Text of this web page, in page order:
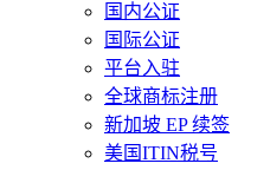
国内公证
国际公证
平台入驻
全球商标注册
新加坡 EP 续签
美国ITIN税号